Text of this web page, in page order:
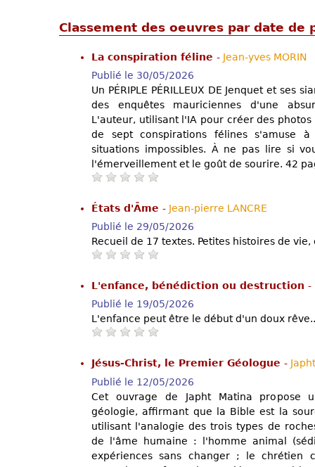
Classement des oeuvres par date de
La conspiration féline - Jean-yves MORIN
Publié le 30/05/2026
Un PÉRIPLE PÉRILLEUX DE Jenquet et ses
des enquêtes mauriciennes d'une
L'auteur, utilisant l'IA pour créer des
de sept conspirations félines s'amuse
situations impossibles. À ne pas lire si
l'émerveillement et le goût de sourire. 42
États d'Âme - Jean-pierre LANCRE
Publié le 29/05/2026
Recueil de 17 textes. Petites histoires de vie,
L'enfance, bénédiction ou destruction -
Publié le 19/05/2026
L'enfance peut être le début d'un doux
Jésus-Christ, le Premier Géologue -
Publié le 12/05/2026
Cet ouvrage de Japht Matina propose
géologie, affirmant que la Bible est la
utilisant l'analogie des trois types de
de l'âme humaine : l'homme animal
expériences sans changer ; le chrétien